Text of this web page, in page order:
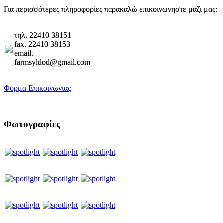
Για περισσότερες πληροφορίες παρακαλώ επικοινωνηστε μαζι μας:
τηλ. 22410 38151
fax. 22410 38153
email.
farmsyldod@gmail.com
Φορμα Επικοινωνιας
Φωτογραφίες